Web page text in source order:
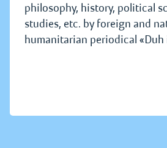
philosophy, history, political
studies, etc. by foreign and
humanitarian periodical «Duh